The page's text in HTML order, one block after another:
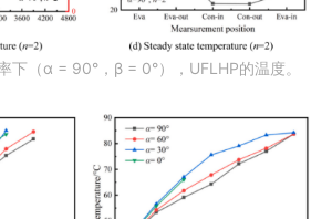
下（α = 90°，β = 0°），UFLHP的温度。